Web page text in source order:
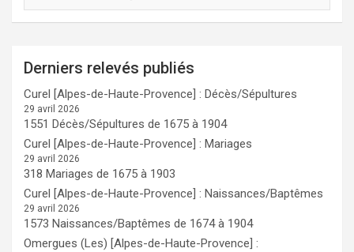
Derniers relevés publiés
Curel [Alpes-de-Haute-Provence] : Décès/Sépultures
29 avril 2026
1551 Décès/Sépultures de 1675 à 1904
Curel [Alpes-de-Haute-Provence] : Mariages
29 avril 2026
318 Mariages de 1675 à 1903
Curel [Alpes-de-Haute-Provence] : Naissances/Baptêmes
29 avril 2026
1573 Naissances/Baptêmes de 1674 à 1904
Omergues (Les) [Alpes-de-Haute-Provence] :